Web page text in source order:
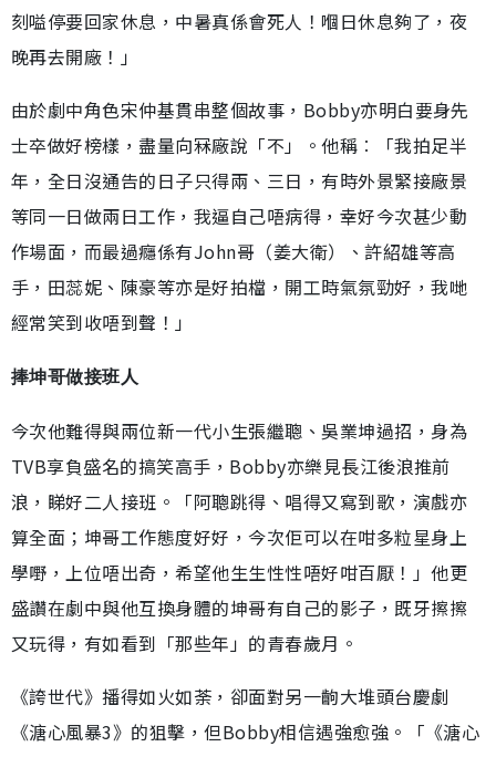
刻嗌停要回家休息，中暑真係會死人！嗰日休息夠了，夜
晚再去開廠！」
由於劇中角色宋仲基貫串整個故事，Bobby亦明白要身先
士卒做好榜樣，盡量向冧廠說「不」。他稱︰「我拍足半
年，全日沒通告的日子只得兩、三日，有時外景緊接廠景
等同一日做兩日工作，我逼自己唔病得，幸好今次甚少動
作場面，而最過癮係有John哥（姜大衛）、許紹雄等高
手，田蕊妮、陳豪等亦是好拍檔，開工時氣氛勁好，我哋
經常笑到收唔到聲！」
捧坤哥做接班人
今次他難得與兩位新一代小生張繼聰、吳業坤過招，身為
TVB享負盛名的搞笑高手，Bobby亦樂見長江後浪推前
浪，睇好二人接班。「阿聰跳得、唱得又寫到歌，演戲亦
算全面；坤哥工作態度好好，今次佢可以在咁多粒星身上
學嘢，上位唔出奇，希望他生生性性唔好咁百厭！」他更
盛讚在劇中與他互換身體的坤哥有自己的影子，既牙擦擦
又玩得，有如看到「那些年」的青春歲月。
《誇世代》播得如火如荼，卻面對另一齣大堆頭台慶劇
《溏心風暴3》的狙擊，但Bobby相信遇強愈強。「《溏心